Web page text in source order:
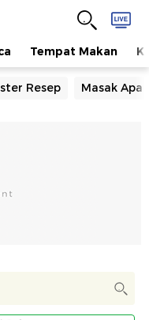
Tempat Makan
Resep Masak Apa